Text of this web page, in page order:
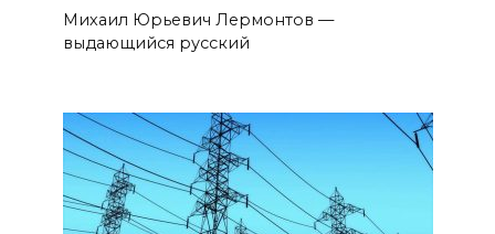
Михаил Юрьевич Лермонтов —
выдающийся русский